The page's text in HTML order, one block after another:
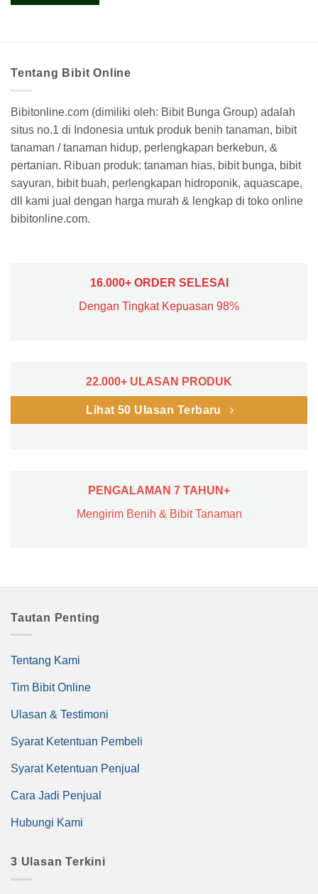
Tentang Bibit Online
Bibitonline.com (dimiliki oleh: Bibit Bunga Group) adalah
situs no.1 di Indonesia untuk produk benih tanaman, bibit
tanaman / tanaman hidup, perlengkapan berkebun, &
pertanian. Ribuan produk: tanaman hias, bibit bunga, bibit
sayuran, bibit buah, perlengkapan hidroponik, aquascape,
dll kami jual dengan harga murah & lengkap di toko online
bibitonline.com.
16.000+ ORDER SELESAI
Dengan Tingkat Kepuasan 98%
22.000+ ULASAN PRODUK
Lihat 50 Ulasan Terbaru
PENGALAMAN 7 TAHUN+
Mengirim Benih & Bibit Tanaman
Tautan Penting
Tentang Kami
Tim Bibit Online
Ulasan & Testimoni
Syarat Ketentuan Pembeli
Syarat Ketentuan Penjual
Cara Jadi Penjual
Hubungi Kami
3 Ulasan Terkini